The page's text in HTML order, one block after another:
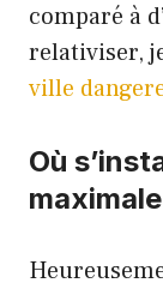
comparé à
relativiser,
ville
Où